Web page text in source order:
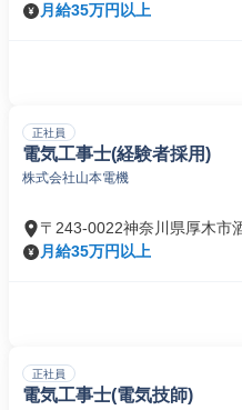
月給35万円以上
正社員
電気工事士(経験者採用)
株式会社山本電機
〒243-0022神奈川県厚木市
月給35万円以上
正社員
電気工事士(電気技師)